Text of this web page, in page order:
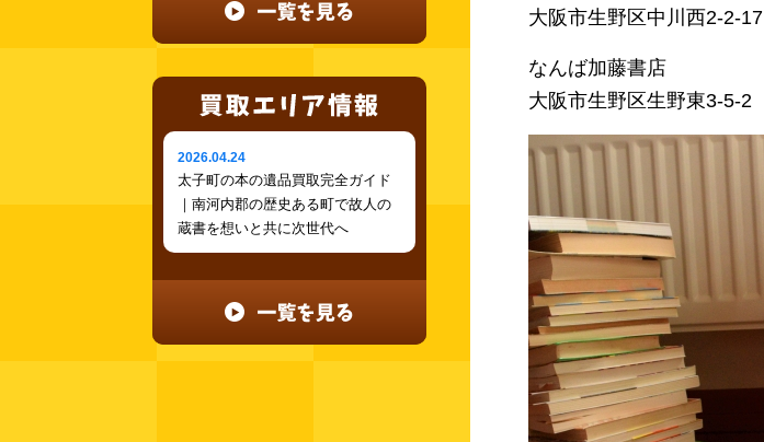
2026.04.24
太子町の本の遺品買取完全ガイド
｜南河内郡の歴史ある町で故人の
蔵書を想いと共に次世代へ
大阪市生野区中川西2-2-17
なんば加藤書店
大阪市生野区生野東3-5-2